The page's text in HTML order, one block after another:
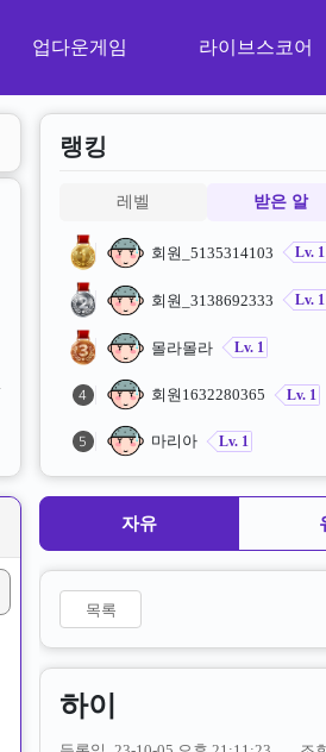
업다운게임 라이브스코어
랭킹
레벨 받은 알
회원_5135314103 Lv. 1
회원_3138692333 Lv. 1
몰라몰라 Lv. 1
회원1632280365 Lv. 1
마리아 Lv. 1